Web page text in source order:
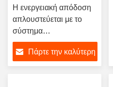
Η ενεργειακή απόδοση
απλουστεύεται με το
σύστημα
παρακολούθησης
χρήσης ηλεκτρικής
ενέργειας κλάσης 1.0 και
Πάρτε την καλύτερη